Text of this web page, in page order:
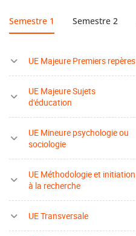
Semestre 1 Semestre 2
UE Majeure Premiers repères
UE Majeure Sujets
d'éducation
UE Mineure psychologie ou
sociologie
UE Méthodologie et initiation
à la recherche
UE Transversale